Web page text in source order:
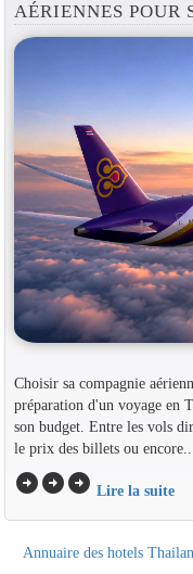
AÉRIENNES POUR
Choisir sa compagnie
préparation d'un voyage en
son budget. Entre les vols
le prix des billets ou encore...
arrow_circle_rightarrow_circle_rightarrow_circle_right Lire la suite
Annuaire des hotels